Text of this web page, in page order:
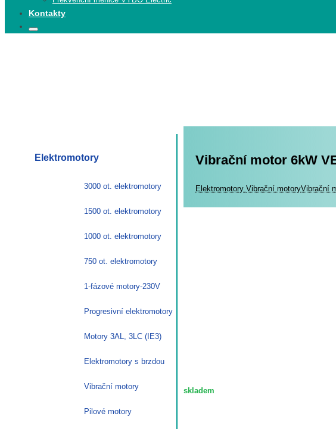
Kontakty
Search
Search
Vibrační motor 6kW
Elektromotory Elektromotory
Vibrační motoryVibrační
Elektromotory
3000 ot. elektromotory
1500 ot. elektromotory
1000 ot. elektromotory
750 ot. elektromotory
1-fázové motory-230V
Progresivní elektromotory
Motory 3AL, 3LC (IE3)
Elektromotory s brzdou
Vibrační motory
Pilové motory